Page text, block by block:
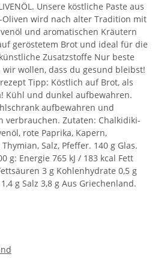
Unsere köstliche Paste aus
Oliven wird nach alter Tradition mit
und aromatischen Kräutern
geröstetem Brot und ideal für die
Zusatzstoffe Nur beste
wollen, dass du gesund bleibst!
Tipp: Köstlich auf Brot, als
Kühl und dunkel aufbewahren.
aufbewahren und
verbrauchen. Zutaten: Chalkidiki-
rote Paprika, Kapern,
Salz, Pfeffer. 140 g Glas.
g: Energie 765 kJ / 183 kcal Fett
3 g Kohlenhydrate 0,5 g
g Salz 3,8 g Aus Griechenland.